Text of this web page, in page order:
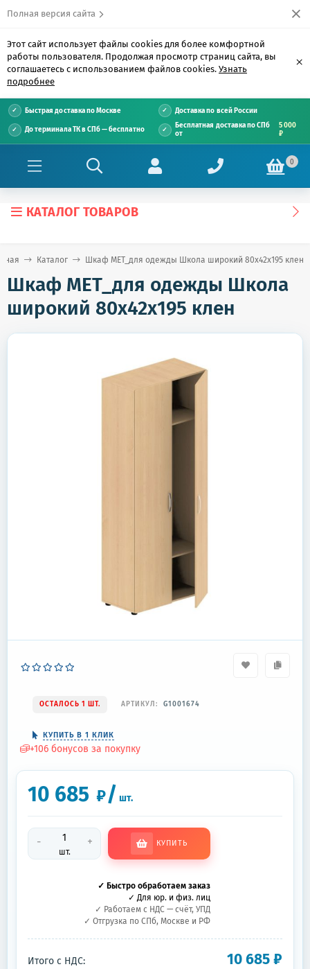
Полная версия сайта
Этот сайт использует файлы cookies для более комфортной
работы пользователя. Продолжая просмотр страниц сайта, вы
соглашаетесь с использованием файлов cookies. Узнать
подробнее
×
Быстрая доставка по Москве Доставка по всей России
До терминала ТК в СПб — бесплатно
Бесплатная доставка по СПб
от
5 000
₽
0
КАТАЛОГ ТОВАРОВ
Каталог Шкаф MET_для одежды Школа широкий 80x42x195 клен
Шкаф MET_для одежды Школа
широкий 80x42x195 клен
ОСТАЛОСЬ 1 ШТ. АРТИКУЛ: G1001674
КУПИТЬ В 1 КЛИК
+106 бонусов за покупку
10 685 ₽/ шт.
-
шт.
+ КУПИТЬ
✓ Быстро обработаем заказ
✓ Для юр. и физ. лиц
✓ Работаем с НДС — счёт, УПД
✓ Отгрузка по СПб, Москве и РФ
Итого с НДС: 10 685₽